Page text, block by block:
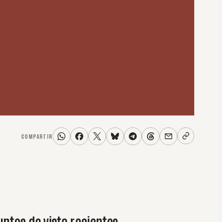
COMPARTIR